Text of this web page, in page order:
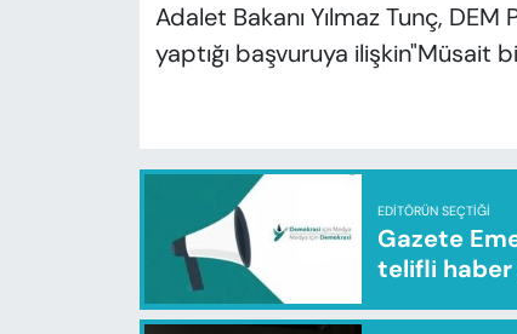
Adalet Bakanı Yılmaz Tunç,
yaptığı başvuruya ilişkin"Müsait
EDITÖRÜN SEÇTIĞI
Gazete
telifli haber